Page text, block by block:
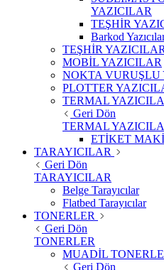
YAZICILAR
TEŞHİR
Barkod
TEŞHİR
MOBİL YAZICILAR
NOKTA VURUŞLU
PLOTTER
TERMAL
Geri Dön
TERMAL
ETİKET
TARAYICILAR
Geri Dön
TARAYICILAR
Belge Tarayıcılar
Flatbed Tarayıcılar
TONERLER
Geri Dön
TONERLER
MUADİL
Geri Dön